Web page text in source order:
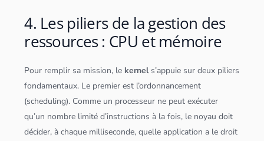
4. Les piliers de la gestion des
ressources : CPU et mémoire
Pour remplir sa mission, le kernels’appuie sur deux piliers
fondamentaux. Le premier est l’ordonnancement
(scheduling). Comme un processeur ne peut exécuter
qu’un nombre limité d’instructions à la fois, le noyau doit
décider, à chaque milliseconde, quelleapplication a le droit